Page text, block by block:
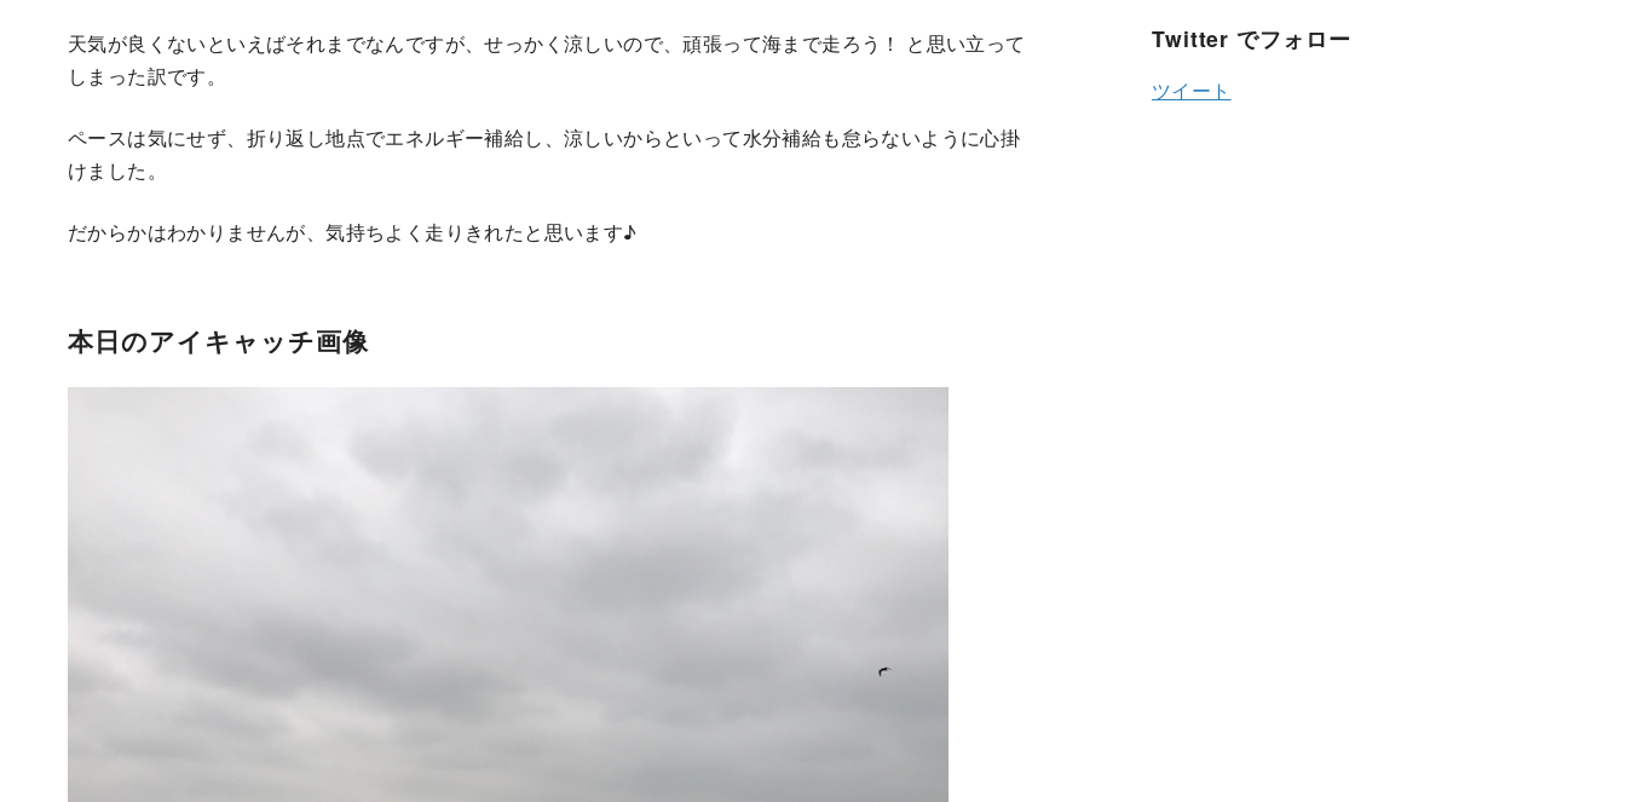
天気が良くないといえばそれまでなんですが、せっかく涼しいので、頑張って海まで走ろう！ と思い立って
しまった訳です。
ペースは気にせず、折り返し地点でエネルギー補給し、涼しいからといって水分補給も怠らないように心掛
けました。
だからかはわかりませんが、気持ちよく走りきれたと思います♪
本日のアイキャッチ画像
Twitter でフォロー
ツイート